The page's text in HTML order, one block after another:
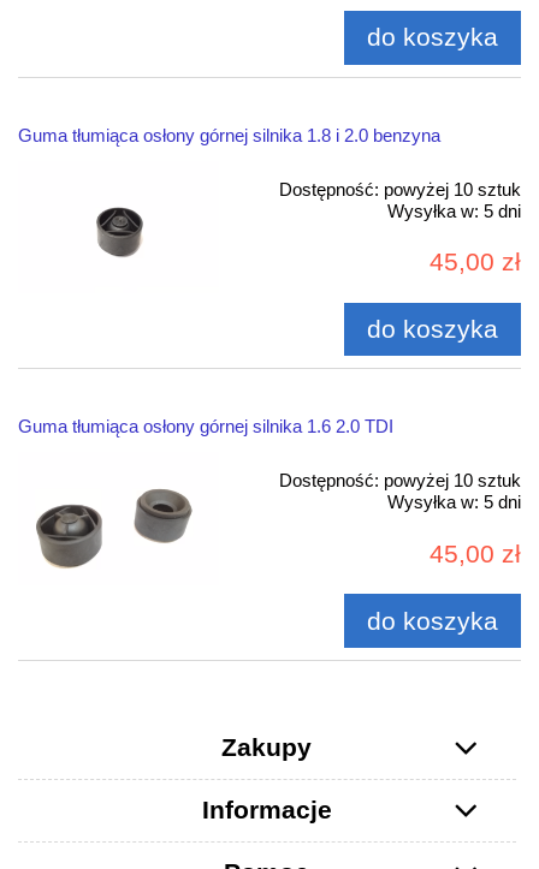
do koszyka
Guma tłumiąca osłony górnej silnika 1.8 i 2.0 benzyna
Dostępność: powyżej 10 sztuk
Wysyłka w: 5 dni
45,00 zł
do koszyka
Guma tłumiąca osłony górnej silnika 1.6 2.0 TDI
Dostępność: powyżej 10 sztuk
Wysyłka w: 5 dni
45,00 zł
do koszyka
Zakupy
Informacje